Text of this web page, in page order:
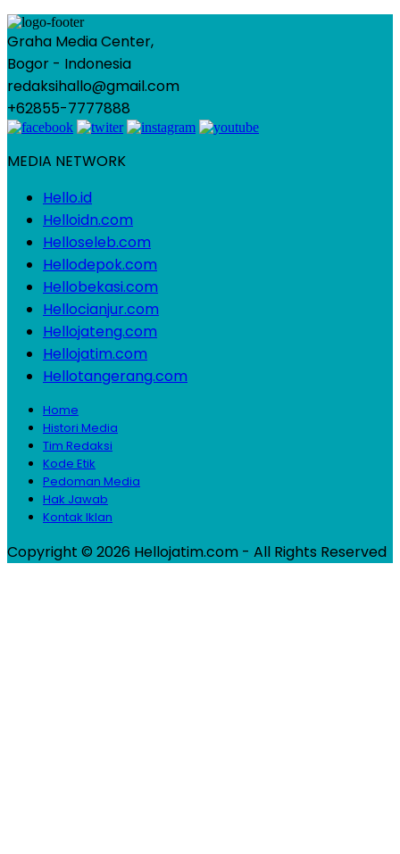
Graha Media Center,
Bogor - Indonesia
redaksihallo@gmail.com
+62855-7777888
MEDIA NETWORK
Hello.id
Helloidn.com
Helloseleb.com
Hellodepok.com
Hellobekasi.com
Hellocianjur.com
Hellojateng.com
Hellojatim.com
Hellotangerang.com
Home
Histori Media
Tim Redaksi
Kode Etik
Pedoman Media
Hak Jawab
Kontak Iklan
Copyright © 2026 Hellojatim.com - All Rights Reserved